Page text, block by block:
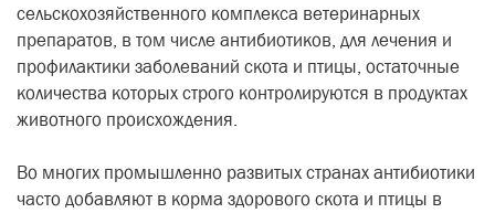
сельскохозяйственного комплекса ветеринарных
препаратов, в том числе антибиотиков, для лечения и
профилактики заболеваний скота и птицы, остаточные
количества которых строго контролируются в продуктах
животного происхождения.
Во многих промышленно развитых странах антибиотики
часто добавляют в корма здорового скота и птицы в